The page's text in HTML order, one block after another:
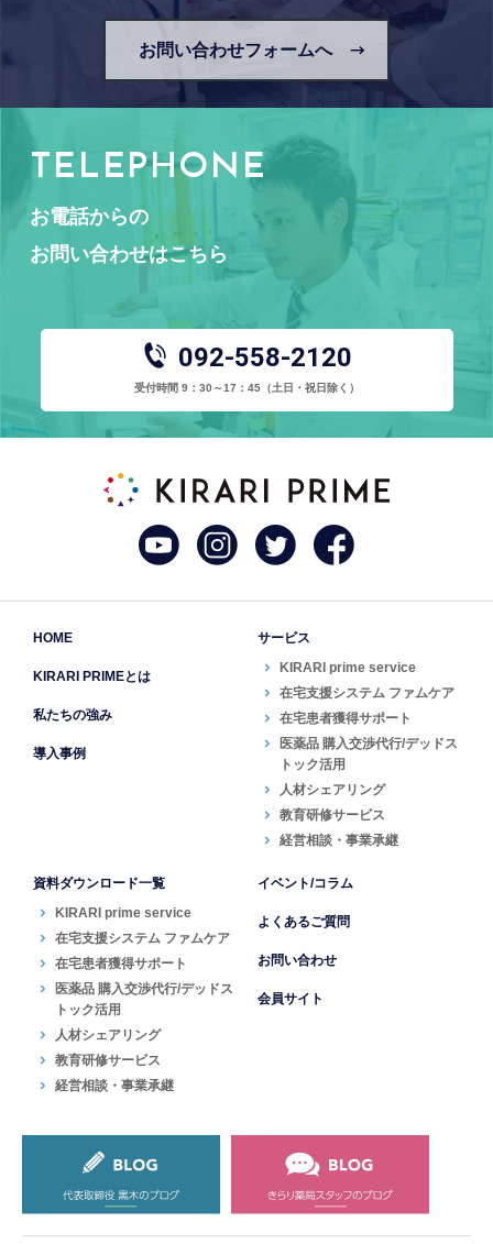
お問い合わせフォームへ
TELEPHONE
お電話からの
お問い合わせはこちら
092-558-2120
受付時間 9：30～17：45（土日・祝日除く）
HOME
KIRARI PRIMEとは
私たちの強み
導入事例
サービス
KIRARI prime service
在宅支援システム ファムケア
在宅患者獲得サポート
医薬品 購入交渉代行/デッドス
トック活用
人材シェアリング
教育研修サービス
経営相談・事業承継
資料ダウンロード一覧
KIRARI prime service
在宅支援システム ファムケア
在宅患者獲得サポート
医薬品 購入交渉代行/デッドス
トック活用
人材シェアリング
教育研修サービス
経営相談・事業承継
イベント/コラム
よくあるご質問
お問い合わせ
会員サイト